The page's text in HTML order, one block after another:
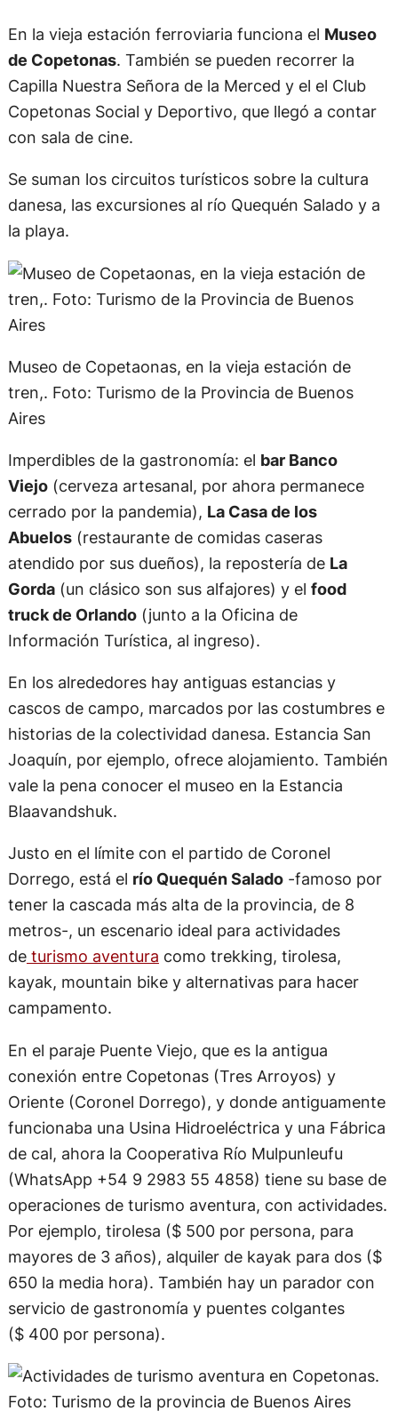
En la vieja estación ferroviaria funciona el Museo
de Copetonas. También se pueden recorrer la
Capilla Nuestra Señora de la Merced y el el Club
Copetonas Social y Deportivo, que llegó a contar
con sala de cine.
Se suman los circuitos turísticos sobre la cultura
danesa, las excursiones al río Quequén Salado y a
la playa.
Museo de Copetaonas, en la vieja estación de
tren,. Foto: Turismo de la Provincia de Buenos
Aires
Imperdibles de la gastronomía: el bar Banco
Viejo(cerveza artesanal, por ahora permanece
cerrado por la pandemia), La Casa de los
Abuelos(restaurante de comidas caseras
atendido por sus dueños), la repostería de La
Gorda(un clásico son sus alfajores) y el food
truck de Orlando(junto a la Oficina de
Información Turística, al ingreso).
En los alrededores hay antiguas estancias y
cascos de campo, marcados por las costumbres e
historias de la colectividad danesa. Estancia San
Joaquín, por ejemplo, ofrece alojamiento. También
vale la pena conocer el museo en la Estancia
Blaavandshuk.
Justo en el límite con el partido de Coronel
Dorrego, está el río Quequén Salado-famoso por
tener la cascada más alta de la provincia, de 8
metros-, un escenario ideal para actividades
deturismo aventura como trekking, tirolesa,
kayak, mountain bike y alternativas para hacer
campamento.
En el paraje Puente Viejo, que es la antigua
conexión entre Copetonas (Tres Arroyos) y
Oriente (Coronel Dorrego), y donde antiguamente
funcionaba una Usina Hidroeléctrica y una Fábrica
de cal, ahora la Cooperativa Río Mulpunleufu
(WhatsApp +54 9 2983 55 4858) tiene su base de
operaciones de turismo aventura, con actividades.
Por ejemplo, tirolesa ($ 500 por persona, para
mayores de 3 años), alquiler de kayak para dos ($
650 la media hora). También hay un parador con
servicio de gastronomía y puentes colgantes
($ 400 por persona).